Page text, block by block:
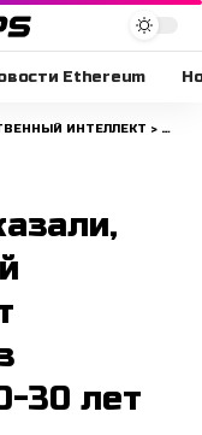
Ethereum
ИНТЕЛЛЕКТ >
30 лет